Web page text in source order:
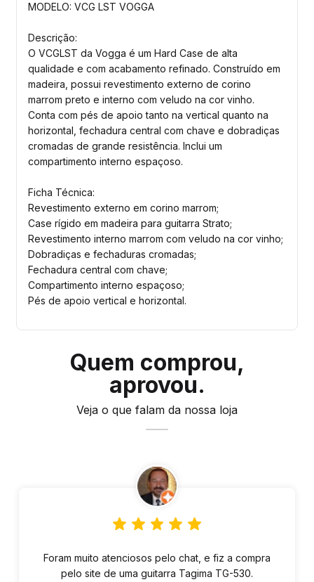
MODELO: VCG LST VOGGA
Descrição:
O VCGLST da Vogga é um Hard Case de alta
qualidade e com acabamento refinado. Construído em
madeira, possui revestimento externo de corino
marrom preto e interno com veludo na cor vinho.
Conta com pés de apoio tanto na vertical quanto na
horizontal, fechadura central com chave e dobradiças
cromadas de grande resistência. Inclui um
compartimento interno espaçoso.
Ficha Técnica:
Revestimento externo em corino marrom;
Case rígido em madeira para guitarra Strato;
Revestimento interno marrom com veludo na cor vinho;
Dobradiças e fechaduras cromadas;
Fechadura central com chave;
Compartimento interno espaçoso;
Pés de apoio vertical e horizontal.
Quem comprou,
aprovou.
Veja o que falam da nossa loja
Foram muito atenciosos pelo chat, e fiz a compra
pelo site de uma guitarra Tagima TG-530.